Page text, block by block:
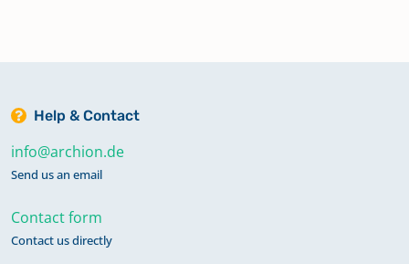
Taufen; Trauungen; Bestattungen
1862-1946
Taufen; Trauungen; Bestattungen;
Abendmahl 1680-1769
Help & Contact
info@archion.de
Send us an email
Contact form
Contact us directly